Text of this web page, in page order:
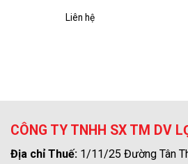
Liên hệ
CÔNG TY TNHH SX TM DV
Địa chỉ Thuế: 1/11/25 Đường Tân